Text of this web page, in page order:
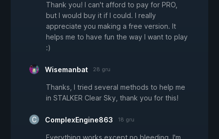
Thank you! I can't afford to pay for PRO,
but I would buy it if I could. I really
appreciate you making a free version. It
helps me to have fun the way I want to play
:)
Wisemanbat 28 gru
Thanks, I tried several methods to help me
in STALKER Clear Sky, thank you for this!
ComplexEngine863 18 gru